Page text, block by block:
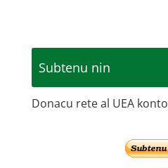
Subtenu nin
Donacu rete al UEA konto